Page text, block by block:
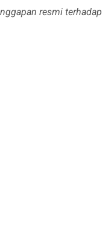
resmi terhadap